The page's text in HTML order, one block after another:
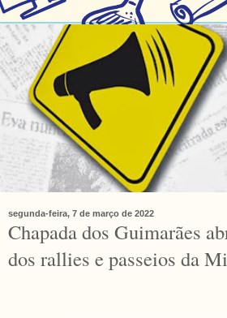
segunda-feira, 7 de março de 2022
Chapada dos Guimarães
dos rallies e passeios da